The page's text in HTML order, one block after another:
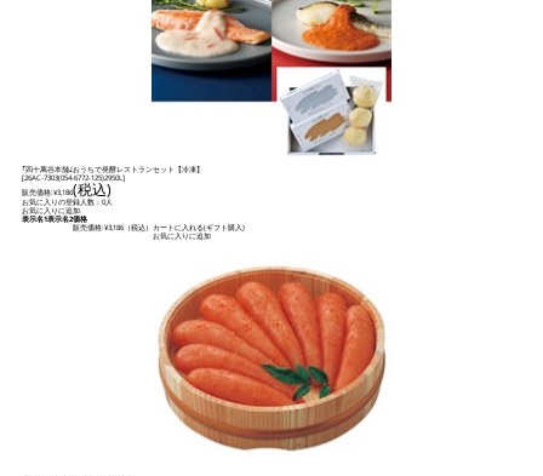
｢四十萬谷本舗｣おうちで発酵レストランセット【冷凍】
[26AC-7303(054-6772-125)2950L]
販売価格:¥3,186(税込)
お気に入りの登録人数：0人
お気に入りに追加
表示名1表示名2価格
販売価格:¥3,186（税込） カートに入れる(ギフト購入)
お気に入りに追加